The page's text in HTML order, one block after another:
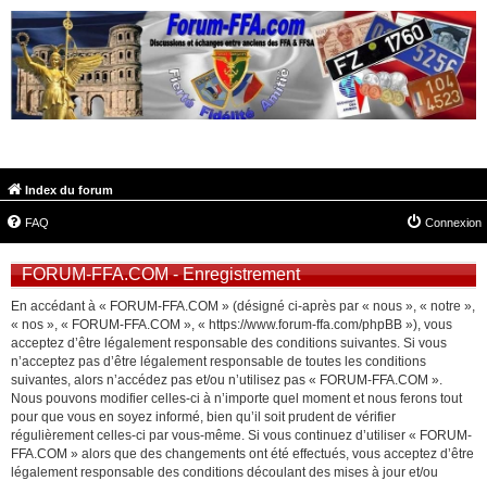
Index du forum
FAQ Connexion
FORUM-FFA.COM - Enregistrement
En accédant à « FORUM-FFA.COM » (désigné ci-après par « nous », « notre »,
« nos », « FORUM-FFA.COM », « https://www.forum-ffa.com/phpBB »), vous
acceptez d’être légalement responsable des conditions suivantes. Si vous
n’acceptez pas d’être légalement responsable de toutes les conditions
suivantes, alors n’accédez pas et/ou n’utilisez pas « FORUM-FFA.COM ».
Nous pouvons modifier celles-ci à n’importe quel moment et nous ferons tout
pour que vous en soyez informé, bien qu’il soit prudent de vérifier
régulièrement celles-ci par vous-même. Si vous continuez d’utiliser « FORUM-
FFA.COM » alors que des changements ont été effectués, vous acceptez d’être
légalement responsable des conditions découlant des mises à jour et/ou